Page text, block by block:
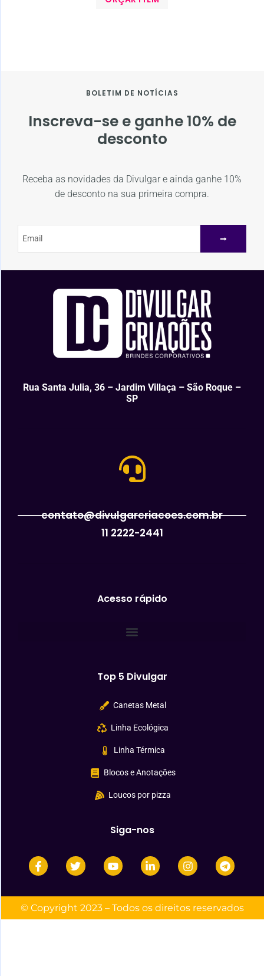
BOLETIM DE NOTÍCIAS
Inscreva-se e ganhe 10% de
desconto
Receba as novidades da Divulgar e ainda ganhe 10%
de desconto na sua primeira compra.
Rua Santa Julia, 36 – Jardim Villaça – São Roque –
SP
contato@divulgarcriacoes.com.br
11 2222-2441
Acesso rápido
Top 5 Divulgar
Canetas Metal
Linha Ecológica
Linha Térmica
Blocos e Anotações
Loucos por pizza
Siga-nos
© Copyright 2023 – Todos os direitos reservados